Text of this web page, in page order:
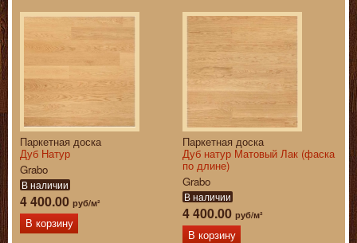
Паркетная доска
Дуб Натур
Grabo
В наличии
4 400.00 руб/м²
В корзину
Паркетная доска
Дуб натур Матовый Лак (фаска
по длине)
Grabo
В наличии
4 400.00 руб/м²
В корзину